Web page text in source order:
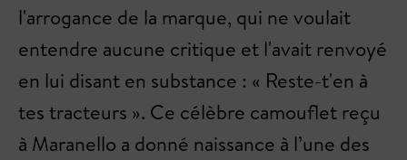
l'arrogance de la marque, qui ne voulait
entendre aucune critique et l'avait renvoyé
en lui disant en substance : « Reste-t'en à
tes tracteurs ». Ce célèbre camouflet reçu
à Maranello a donné naissance à l’une des